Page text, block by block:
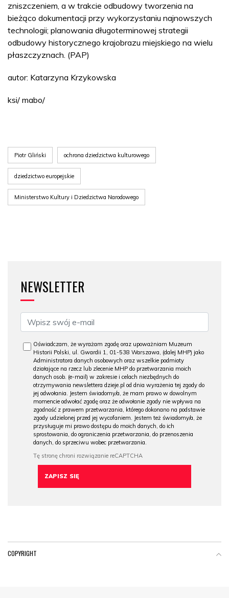
zniszczeniem, a w trakcie odbudowy tworzenia na
bieżąco dokumentacji przy wykorzystaniu najnowszych
technologii; planowania długoterminowej strategii
odbudowy historycznego krajobrazu miejskiego na wielu
płaszczyznach. (PAP)
autor: Katarzyna Krzykowska
ksi/ mabo/
Piotr Gliński ochrona dziedzictwa kulturowego
dziedzictwo europejskie
Ministerstwo Kultury i Dziedzictwa Narodowego
NEWSLETTER
Oświadczam, że wyrażam zgodę oraz upoważniam Muzeum
Historii Polski, ul. Gwardii 1, 01-538 Warszawa, (dalej MHP) jako
Administratora danych osobowych oraz wszelkie podmioty
działające na rzecz lub zlecenie MHP do przetwarzania moich
danych osob. (e-mail) w zakresie i celach niezbędnych do
otrzymywania newslettera dzieje.pl od dnia wyrażenia tej zgody do
jej odwołania. Jestem świadomy/a, że mam prawo w dowolnym
momencie odwołać zgodę oraz że odwołanie zgody nie wpływa na
zgodność z prawem przetwarzania, którego dokonano na podstawie
zgody udzielonej przed jej wycofaniem. Jestem też świadomy/a, że
przysługuje mi prawo dostępu do moich danych, do ich
sprostowania, do ograniczenia przetwarzania, do przenoszenia
danych, do sprzeciwu wobec przetwarzania.
COPYRIGHT